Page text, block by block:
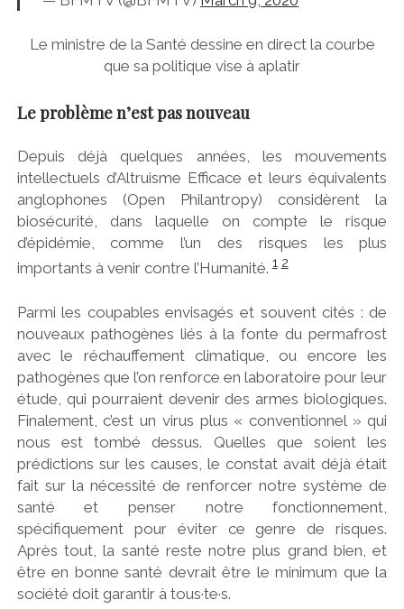
Le ministre de la Santé dessine en direct la courbe
que sa politique vise à aplatir
Le problème n’est pas nouveau
Depuis déjà quelques années, les mouvements
intellectuels d’Altruisme Efficace et leurs équivalents
anglophones (Open Philantropy) considèrent la
biosécurité, dans laquelle on compte le risque
d’épidémie, comme l’un des risques les plus
importants à venir contre l’Humanité.1 2
Parmi les coupables envisagés et souvent cités : de
nouveaux pathogènes liés à la fonte du permafrost
avec le réchauffement climatique, ou encore les
pathogènes que l’on renforce en laboratoire pour leur
étude, qui pourraient devenir des armes biologiques.
Finalement, c’est un virus plus « conventionnel » qui
nous est tombé dessus. Quelles que soient les
prédictions sur les causes, le constat avait déjà était
fait sur la nécessité de renforcer notre système de
santé et penser notre fonctionnement,
spécifiquement pour éviter ce genre de risques.
Après tout, la santé reste notre plus grand bien, et
être en bonne santé devrait être le minimum que la
société doit garantir à tous·te·s.